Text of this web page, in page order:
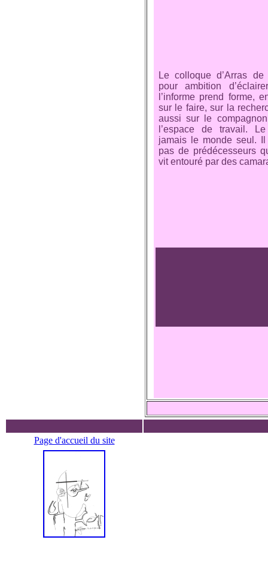
Le colloque d’Arras
pour ambition
l’informe prend forme,
sur le faire, sur la
aussi sur le
l’espace de travail.
jamais le monde seul.
pas de prédécesseurs
vit entouré par des
Page d'accueil du site